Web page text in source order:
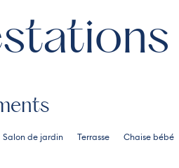
Salon de jardin Terrasse Chaise bébé